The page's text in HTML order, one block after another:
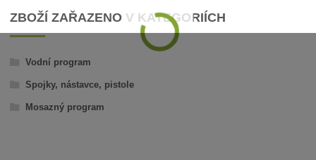
ZBOŽÍ ZAŘAZENO V KATEGORIÍCH
Vodní program
Spojky, nástavce, pistole
Mosazný program